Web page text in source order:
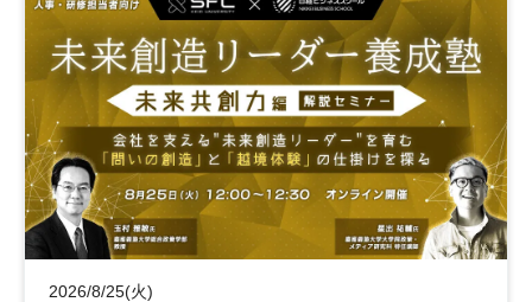
日経社会イノベーションフォーラム 参加無料
2026/8/25(火)